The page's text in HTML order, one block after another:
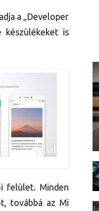
a „Developer
készülékeket is
felület. Minden
továbbá az Mi